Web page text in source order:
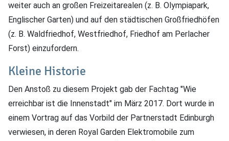
weiter auch an großen Freizeitarealen (z. B. Olympiapark,
Englischer Garten) und auf den städtischen Großfriedhöfen
(z. B. Waldfriedhof, Westfriedhof, Friedhof am Perlacher
Forst) einzufordern.
Kleine Historie
Den Anstoß zu diesem Projekt gab der Fachtag "Wie
erreichbar ist die Innenstadt" im März 2017. Dort wurde in
einem Vortrag auf das Vorbild der Partnerstadt Edinburgh
verwiesen, in deren Royal Garden Elektromobile zum